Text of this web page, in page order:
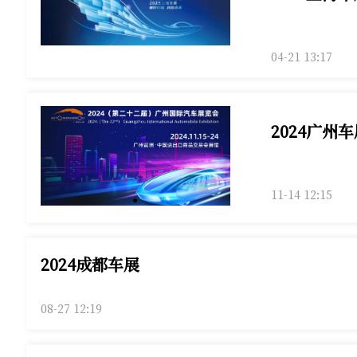
04-21 13:17
2024广州
11-14 12:15
2024成都车展
08-27 12:19